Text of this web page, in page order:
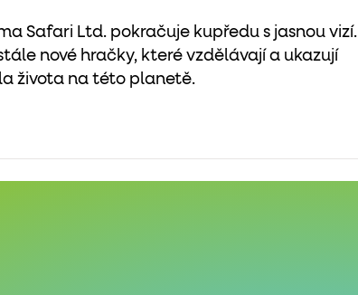
Safari Ltd. pokračuje kupředu s jasnou vizí.
nové hračky, které vzdělávají a ukazují
života na této planetě.